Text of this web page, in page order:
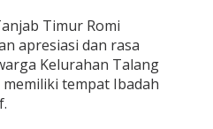
Timur Romi
apresiasi dan rasa
Kelurahan Talang
tempat Ibadah